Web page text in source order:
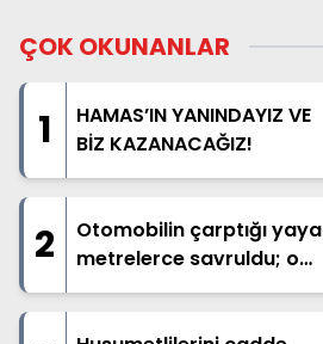
ÇOK OKUNANLAR
1
HAMAS’IN YANINDAYIZ VE
BİZ KAZANACAĞIZ!
2
Otomobilin çarptığı yaya
metrelerce savruldu; o
anlar kamerada